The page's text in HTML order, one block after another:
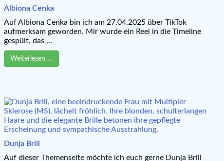
Albiona Cenka
Auf Albiona Cenka bin ich am 27.04.2025 über TikTok
aufmerksam geworden. Mir wurde ein Reel in die Timeline
gespült, das ...
Weiterlesen …
Dunja Brill
Auf dieser Themenseite möchte ich euch gerne Dunja Brill